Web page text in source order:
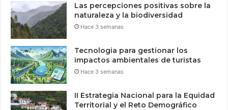
Las percepciones positivas sobre la
naturaleza y la biodiversidad
Hace 3 semanas
Tecnologia para gestionar los
impactos ambientales de turistas
Hace 3 semanas
II Estrategia Nacional para la Equidad
Territorial y el Reto Demográfico